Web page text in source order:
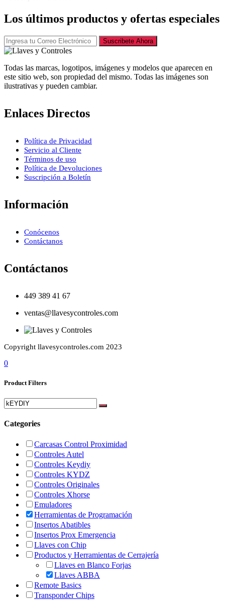
Los últimos productos y ofertas especiales
Suscribete Ahora
Todas las marcas, logotipos, imágenes y modelos que aparecen en
este sitio web, son propiedad del mismo. Todas las imágenes son
ilustrativas y pueden cambiar.
Enlaces Directos
Política de Privacidad
Servicio al Cliente
Términos de uso
Política de Devoluciones
Suscripción a Boletín
Información
Conócenos
Contáctanos
Contáctanos
449 389 41 67
ventas@llavesycontroles.com
Copyright llavesycontroles.com 2023
0
Product Filters
Categories
Carcasas Control Proximidad
Controles Autel
Controles Keydiy
Controles KYDZ
Controles Originales
Controles Xhorse
Emuladores
Herramientas de Programación
Insertos Abatibles
Insertos Prox Emergencia
Llaves con Chip
Productos y Herramientas de Cerrajería
Llaves en Blanco Forjas
Llaves ABBA
Remote Basics
Transponder Chips